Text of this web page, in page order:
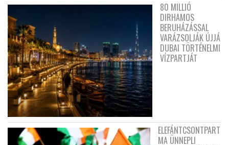
80 MILLIÓ
DIRHAMOS
BERUHÁZÁSSAL
VARÁZSOLJÁK ÚJJÁ
DUBAI TÖRTÉNELMI
VÍZPARTJÁT
ELEFÁNTCSONTPART
MA ÜNNEPLI